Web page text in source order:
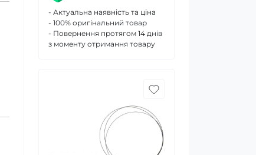
- Актуальна наявність та ціна
- 100% оригінальний товар
- Повернення протягом 14 днів
з моменту отримання товару